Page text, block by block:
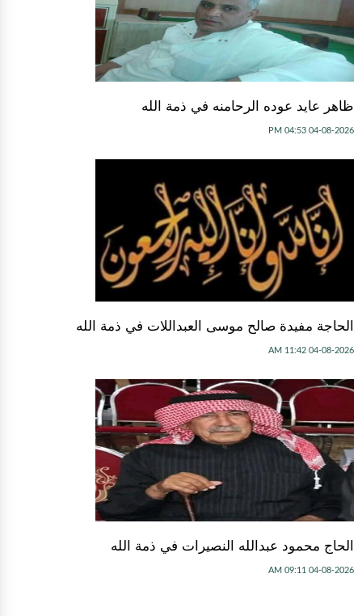
ظاهر عايد عوده الرحامنه في ذمة الله
04-08-2026 04:53 PM
الحاجة مفيدة صالح موسى العبداللات في ذمة الله
04-08-2026 11:42 AM
الحاج محمود عبدالله النصيرات في ذمة الله
04-08-2026 09:11 AM